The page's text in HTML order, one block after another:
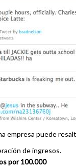
empresa puede
de ingresos.
por 100.000